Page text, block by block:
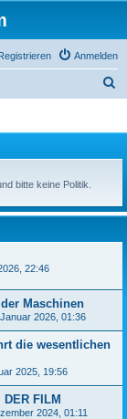
Anmelden
bitte keine Politik.
22:46
Maschinen
2026, 01:36
die wesentlichen
2025, 19:56
FILM
2024, 01:11